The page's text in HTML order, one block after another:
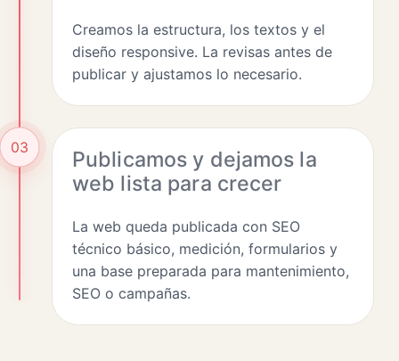
Creamos la estructura, los textos y el
diseño responsive. La revisas antes de
publicar y ajustamos lo necesario.
03
Publicamos y dejamos la
web lista para crecer
La web queda publicada con SEO
técnico básico, medición, formularios y
una base preparada para mantenimiento,
SEO o campañas.